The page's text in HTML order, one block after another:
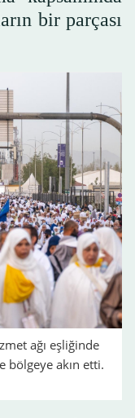
bir parçası
ağı eşliğinde
bölgeye akın etti.